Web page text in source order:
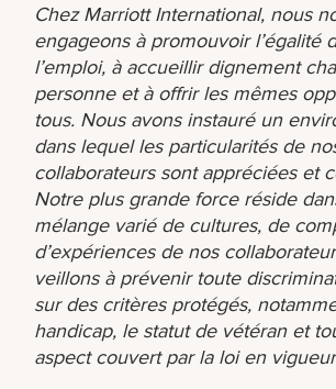
Chez Marriott International, nous
engageons à promouvoir l’égalité
l’emploi, à accueillir dignement
personne et à offrir les mêmes
tous. Nous avons instauré un
dans lequel les particularités de
collaborateurs sont appréciées et
Notre plus grande force réside
mélange varié de cultures, de
d’expériences de nos
veillons à prévenir toute
sur des critères protégés,
handicap, le statut de vétéran et
aspect couvert par la loi en